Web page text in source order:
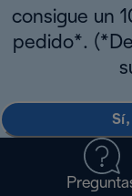
consigue un
pedido*.
Sí,